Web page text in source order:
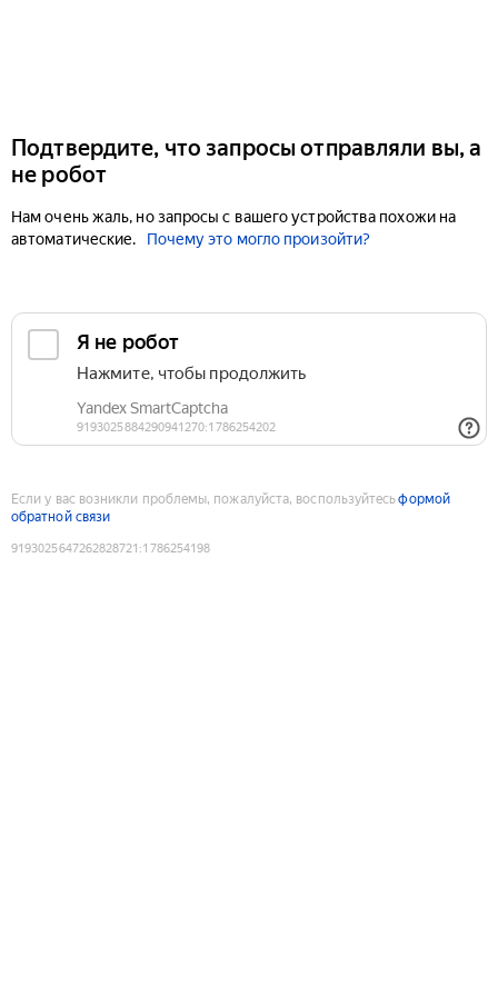
Подтвердите, что запросы отправляли вы, а
не робот
Нам очень жаль, но запросы с вашего устройства похожи на
автоматические.
Почему это могло произойти?
Если у вас возникли проблемы, пожалуйста, воспользуйтесьформой
обратной связи
9193025647262828721 :1786254198